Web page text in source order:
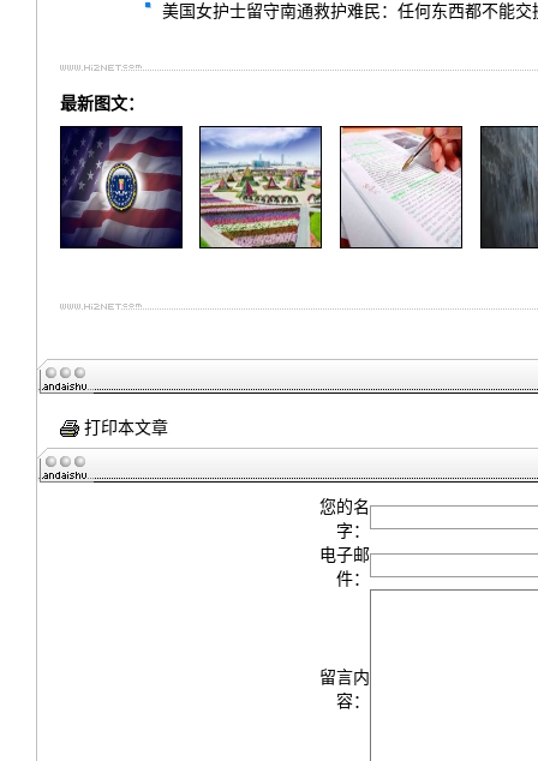
美国女护士留守南通救护难民：任何东西都不能交
最新图文：
打印本文章
您的名
字：
电子邮
件：
留言内
容：